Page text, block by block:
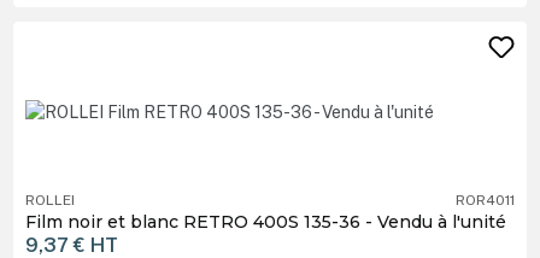
ROLLEI ROR4011
Film noir et blanc RETRO 400S 135-36 - Vendu à l'unité
9,37 € HT